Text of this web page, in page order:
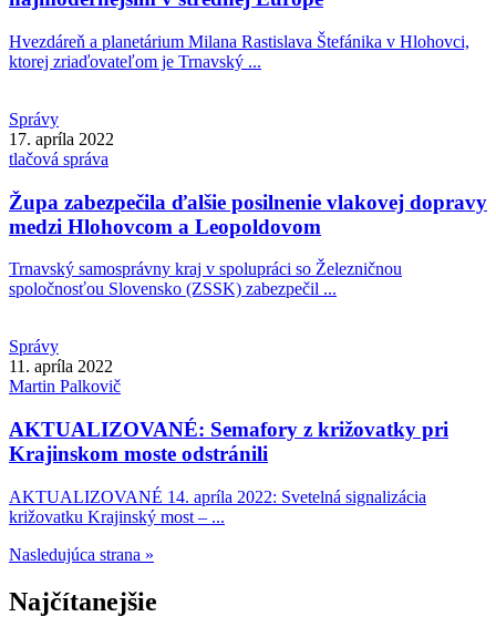
Hvezdáreň a planetárium Milana Rastislava Štefánika v Hlohovci,
ktorej zriaďovateľom je Trnavský ...
Správy
17. apríla 2022
tlačová správa
Župa zabezpečila ďalšie posilnenie vlakovej dopravy
medzi Hlohovcom a Leopoldovom
Trnavský samosprávny kraj v spolupráci so Železničnou
spoločnosťou Slovensko (ZSSK) zabezpečil ...
Správy
11. apríla 2022
Martin Palkovič
AKTUALIZOVANÉ: Semafory z križovatky pri
Krajinskom moste odstránili
AKTUALIZOVANÉ 14. apríla 2022: Svetelná signalizácia
križovatku Krajinský most – ...
Nasledujúca strana »
Najčítanejšie